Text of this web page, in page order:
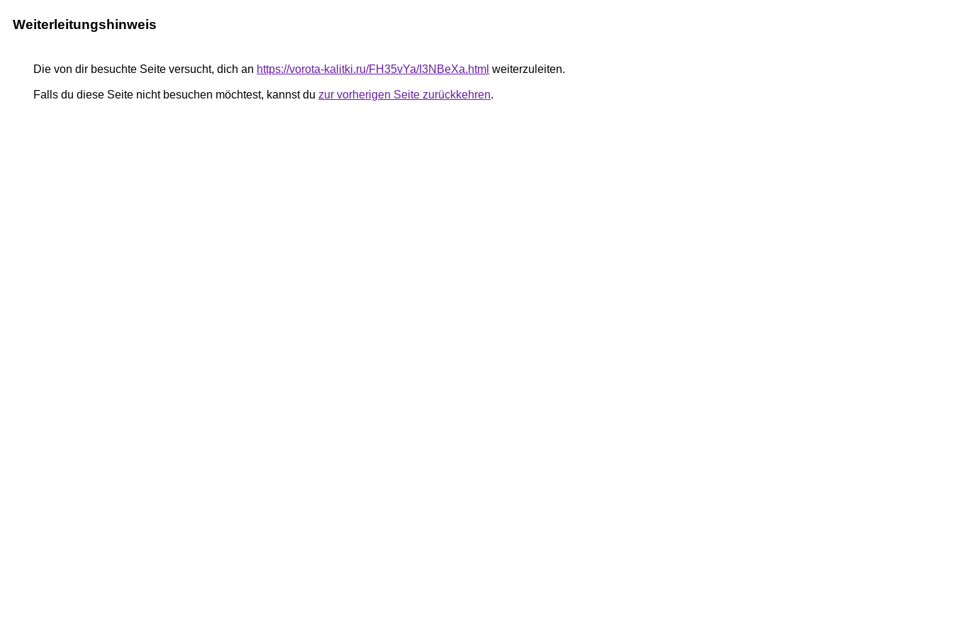
Weiterleitungshinweis
Die von dir besuchte Seite versucht, dich an https://vorota-kalitki.ru/FH35vYa/I3NBeXa.html weiterzuleiten.
Falls du diese Seite nicht besuchen möchtest, kannst du zur vorherigen Seite zurückkehren.